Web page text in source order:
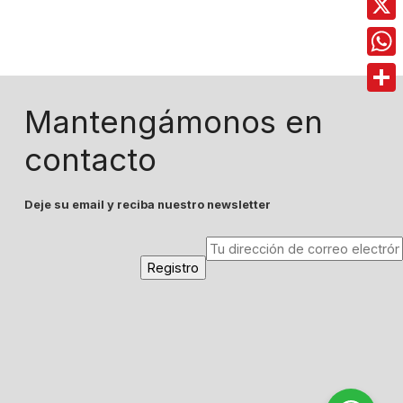
Mantengámonos en
contacto
Deje su email y reciba nuestro newsletter
X